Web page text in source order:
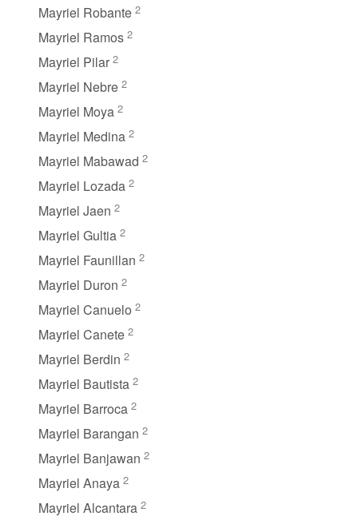
Mayriel Robante 2
Mayriel Ramos 2
Mayriel Pilar 2
Mayriel Nebre 2
Mayriel Moya 2
Mayriel Medina 2
Mayriel Mabawad 2
Mayriel Lozada 2
Mayriel Jaen 2
Mayriel Gultia 2
Mayriel Faunillan 2
Mayriel Duron 2
Mayriel Canuelo 2
Mayriel Canete 2
Mayriel Berdin 2
Mayriel Bautista 2
Mayriel Barroca 2
Mayriel Barangan 2
Mayriel Banjawan 2
Mayriel Anaya 2
Mayriel Alcantara 2